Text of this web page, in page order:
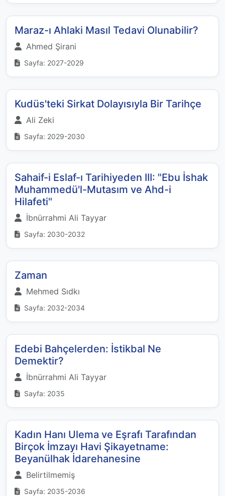
Maraz-ı Ahlaki Masıl Tedavi Olunabilir?
Ahmed Şirani
Sayfa: 2027-2029
Kudüs'teki Sirkat Dolayısıyla Bir Tarihçe
Ali Zeki
Sayfa: 2029-2030
Sahaif-i Eslaf-ı Tarihiyeden III: "Ebu İshak
Muhammedü'l-Mutasım ve Ahd-i
Hilafeti"
İbnürrahmi Ali Tayyar
Sayfa: 2030-2032
Zaman
Mehmed Sıdkı
Sayfa: 2032-2034
Edebi Bahçelerden: İstikbal Ne
Demektir?
İbnürrahmi Ali Tayyar
Sayfa: 2035
Kadın Hanı Ulema ve Eşrafı Tarafından
Birçok İmzayı Havi Şikayetname:
Beyanülhak İdarehanesine
Belirtilmemiş
Sayfa: 2035-2036